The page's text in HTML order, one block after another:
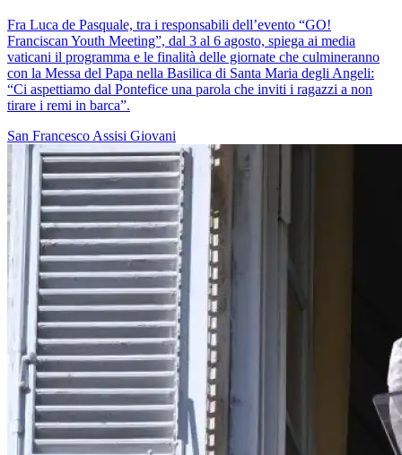
Fra Luca de Pasquale, tra i responsabili dell’evento “GO!
Franciscan Youth Meeting”, dal 3 al 6 agosto, spiega ai media
vaticani il programma e le finalità delle giornate che culmineranno
con la Messa del Papa nella Basilica di Santa Maria degli Angeli:
“Ci aspettiamo dal Pontefice una parola che inviti i ragazzi a non
tirare i remi in barca”.
San Francesco Assisi Giovani